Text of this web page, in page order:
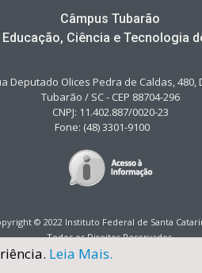
Câmpus Tubarão
Ciência e Tecnologia
Deputado Olices Pedra de Caldas, 480,
Tubarão / SC - CEP 88704-296
CNPJ: 11.402.887/0020-23
Fone: (48) 3301-9100
© 2022 Instituto Federal de Santa
Todos os Direitos Reservados.
Leia Mais.